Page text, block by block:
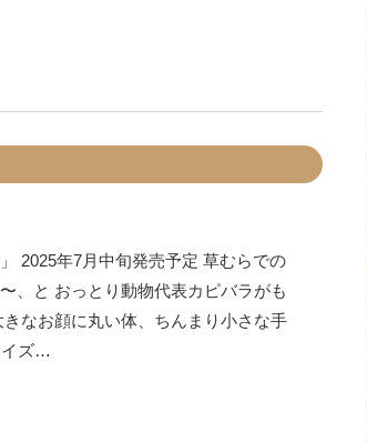
2025年7月中旬発売予定 草むらでの
、と おっとり動物代表カピバラがも
なお顔に丸い体、ちんまり小さな手
イズ…